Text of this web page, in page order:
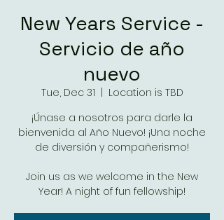
New Years Service -
Servicio de año
nuevo
Tue, Dec 31
Location is TBD
¡Únase a nosotros para darle la
bienvenida al Año Nuevo! ¡Una noche
de diversión y compañerismo!
Join us as we welcome in the New
Year! A night of fun fellowship!